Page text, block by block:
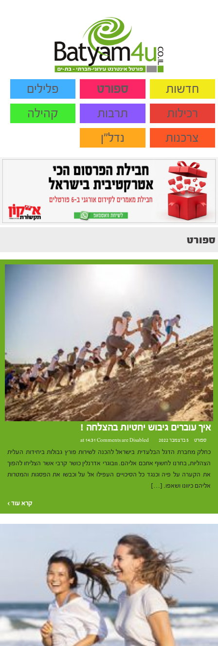
חדשות ספורט
פלילים
רכילות
תרבות
קהילה
צרכנות
נדל"ן
ספורט
איך עוברים גיבוש יחטיות בהצלחה !
ספורט 5 בדצמבר 2022 at 14:31 Comments are Disabled
כחלק מחברת הדגל הבלעדית בישראל להכנה לשירות פורץ גבולות ביחידות העלית
הצהליות, בחרנו לחשוף אתכם אליהם. nבוגרי אדרנלין כושר קרבי אשר הצליחו להפוך
את הקערה על פיה וכנגד כל הסיכויים העפילו אל על וכבשו את הפסגות והמטרות
אליהם כיוונו ושאפו. […]
קרא עוד ›